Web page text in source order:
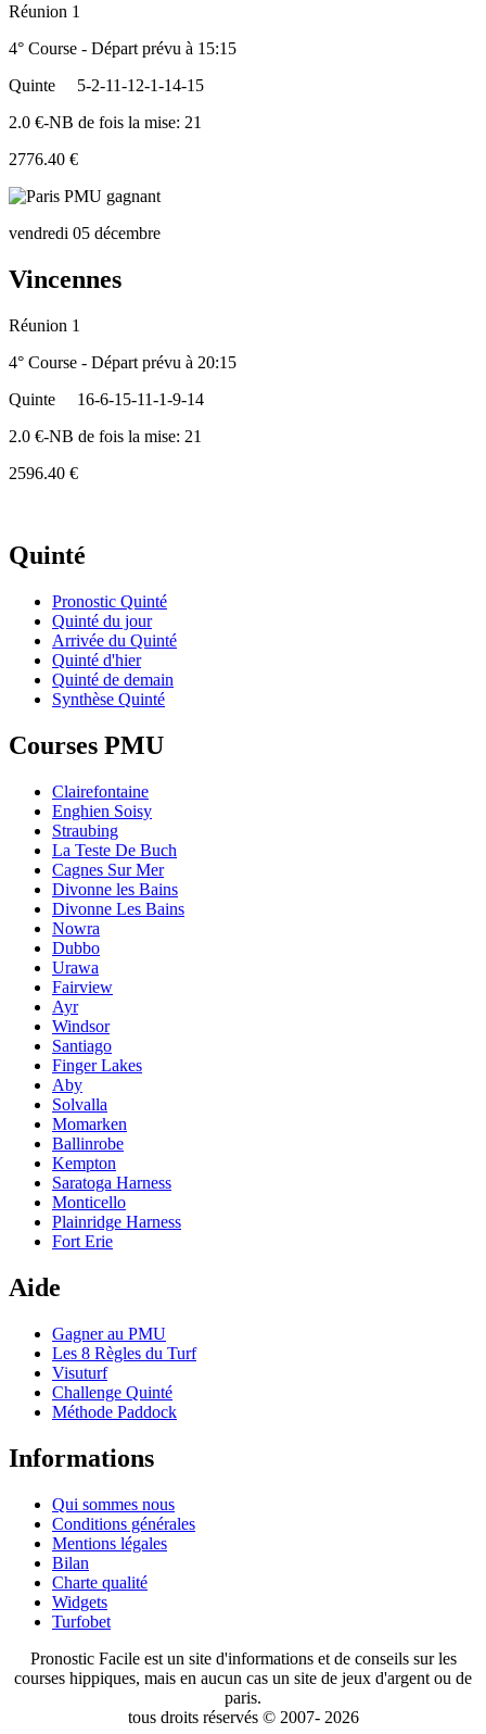
Réunion 1
4° Course - Départ prévu à 15:15
Quinte
5-2-11-12-1-14-15
2.0 €-NB de fois la mise: 21
2776.40 €
vendredi 05 décembre
Vincennes
Réunion 1
4° Course - Départ prévu à 20:15
Quinte
16-6-15-11-1-9-14
2.0 €-NB de fois la mise: 21
2596.40 €
Quinté
Pronostic Quinté
Quinté du jour
Arrivée du Quinté
Quinté d'hier
Quinté de demain
Synthèse Quinté
Courses PMU
Clairefontaine
Enghien Soisy
Straubing
La Teste De Buch
Cagnes Sur Mer
Divonne les Bains
Divonne Les Bains
Nowra
Dubbo
Urawa
Fairview
Ayr
Windsor
Santiago
Finger Lakes
Aby
Solvalla
Momarken
Ballinrobe
Kempton
Saratoga Harness
Monticello
Plainridge Harness
Fort Erie
Aide
Gagner au PMU
Les 8 Règles du Turf
Visuturf
Challenge Quinté
Méthode Paddock
Informations
Qui sommes nous
Conditions générales
Mentions légales
Bilan
Charte qualité
Widgets
Turfobet
Pronostic Facile est un site d'informations et de conseils sur les
courses hippiques, mais en aucun cas un site de jeux d'argent ou de
paris.
tous droits réservés © 2007- 2026